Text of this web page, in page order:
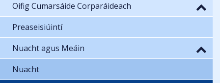
Oifig Cumarsáide Corparáideach
Preaseisiúintí
Nuacht agus Meáin
Nuacht